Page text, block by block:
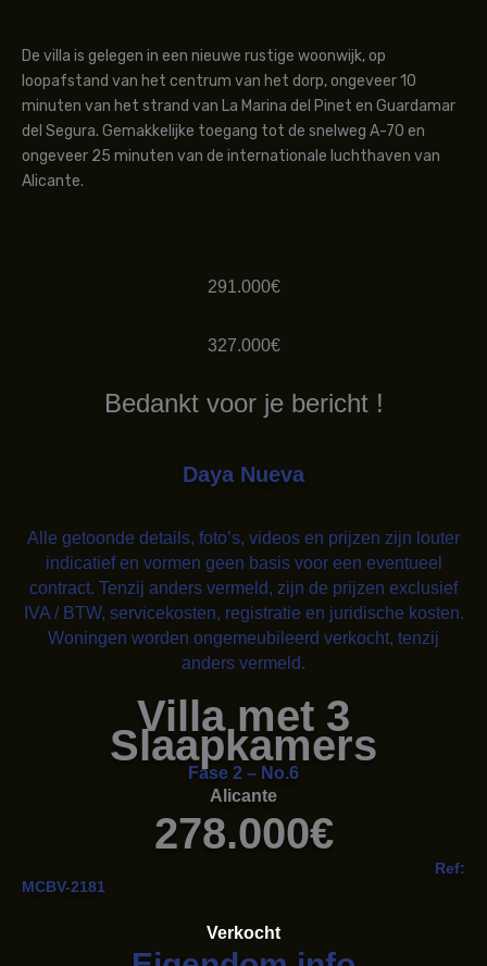
De villa is gelegen in een nieuwe rustige woonwijk, op
loopafstand van het centrum van het dorp, ongeveer 10
minuten van het strand van La Marina del Pinet en Guardamar
del Segura. Gemakkelijke toegang tot de snelweg A-70 en
ongeveer 25 minuten van de internationale luchthaven van
Alicante.
291.000€
327.000€
Bedankt voor je bericht !
Daya Nueva
Alle getoonde details, foto’s, videos en prijzen zijn louter
indicatief en vormen geen basis voor een eventueel
contract. Tenzij anders vermeld, zijn de prijzen exclusief
IVA / BTW, servicekosten, registratie en juridische kosten.
Woningen worden ongemeubileerd verkocht, tenzij
anders vermeld.
Villa met 3
Slaapkamers
Fase 2 – No.6
Alicante
278.000€
Ref:
MCBV-2181
Verkocht